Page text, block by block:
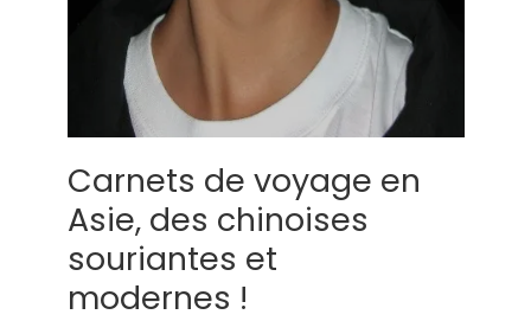
Carnets de voyage en
Asie, des chinoises
souriantes et
modernes !